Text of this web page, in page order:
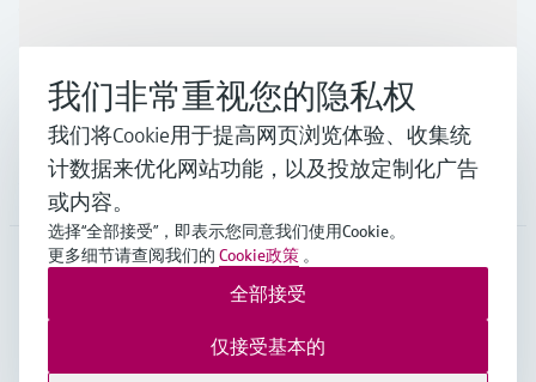
支持
公司
我们非常重视您的隐私权
我们将Cookie用于提高网页浏览体验、收集统
计数据来优化网站功能，以及投放定制化广告
或内容。
选择“全部接受”，即表示您同意我们使用Cookie。
更多细节请查阅我们的 Cookie政策 。
仅接受基本的
全部接受